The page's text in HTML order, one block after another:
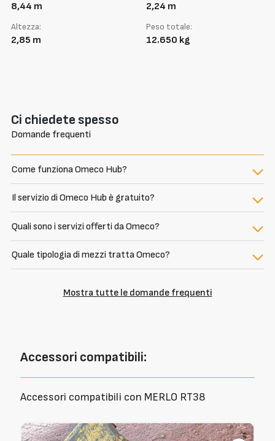
8,44 m 2,24 m
Altezza:
2,85 m
Peso totale:
12.650 kg
Ci chiedete spesso
Domande frequenti
Come funziona Omeco Hub?
Il servizio di Omeco Hub è gratuito?
Quali sono i servizi offerti da Omeco?
Quale tipologia di mezzi tratta Omeco?
Mostra tutte le domande frequenti
Accessori compatibili:
Accessori compatibili con MERLO RT38